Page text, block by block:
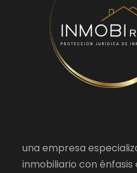
una empresa
inmobiliario con